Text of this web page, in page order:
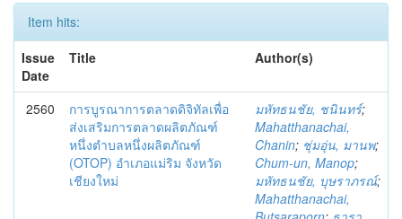
Item hits:
Issue
Date
Title Author(s)
2560
การบูรณาการตลาดดิจิทัลเพื่อ
ส่งเสริมการตลาดผลิตภัณฑ์
หนึ่งตำบลหนึ่งผลิตภัณฑ์
(OTOP) อำเภอแม่ริม จังหวัด
เชียงใหม่
มหัทธนชัย, ชนินทร์;
Mahatthanachai,
Chanin; ชุ่มอุ่น, มานพ;
Chum-un, Manop;
มหัทธนชัย, บุษราภรณ์;
Mahatthanachai,